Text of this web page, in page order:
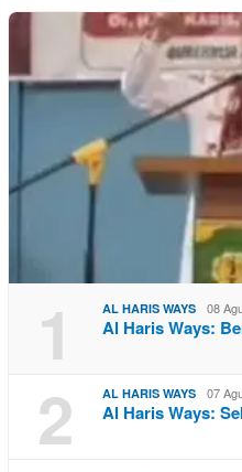
1 AL HARIS WAYS 08
Al Haris Ways:
2 AL HARIS WAYS 07
Al Haris Ways: